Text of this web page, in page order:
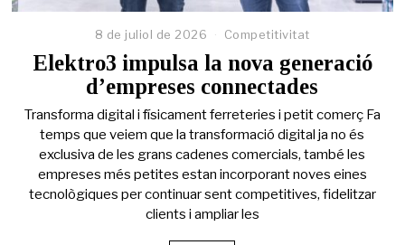
8 de juliol de 2026 Competitivitat
Elektro3 impulsa la nova generació
d’empreses connectades
Transforma digital i físicament ferreteries i petit comerç Fa
temps que veiem que la transformació digital ja no és
exclusiva de les grans cadenes comercials, també les
empreses més petites estan incorporant noves eines
tecnològiques per continuar sent competitives, fidelitzar
clients i ampliar les